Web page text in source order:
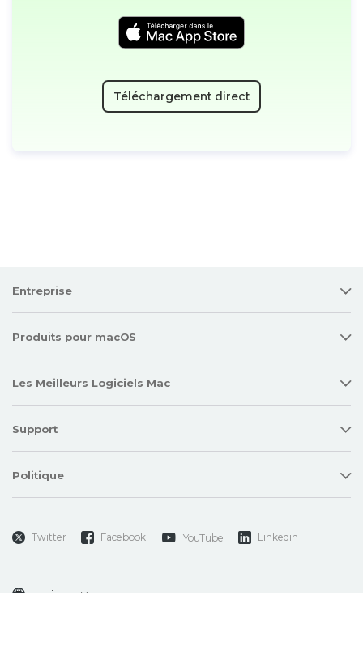
Entreprise
Produits pour macOS
Les Meilleurs Logiciels Mac